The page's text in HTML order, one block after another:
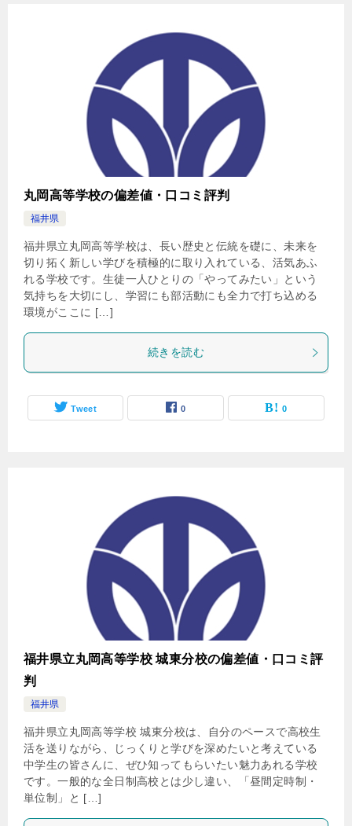
丸岡高等学校の偏差値・口コミ評判
福井県
福井県立丸岡高等学校は、長い歴史と伝統を礎に、未来を
切り拓く新しい学びを積極的に取り入れている、活気あふ
れる学校です。生徒一人ひとりの「やってみたい」という
気持ちを大切にし、学習にも部活動にも全力で打ち込める
環境がここに […]
続きを読む
Tweet 0 0
福井県立丸岡高等学校 城東分校の偏差値・口コミ評
判
福井県
福井県立丸岡高等学校 城東分校は、自分のペースで高校生
活を送りながら、じっくりと学びを深めたいと考えている
中学生の皆さんに、ぜひ知ってもらいたい魅力あれる学校
です。一般的な全日制高校とは少し違い、「昼間定時制・
単位制」と […]